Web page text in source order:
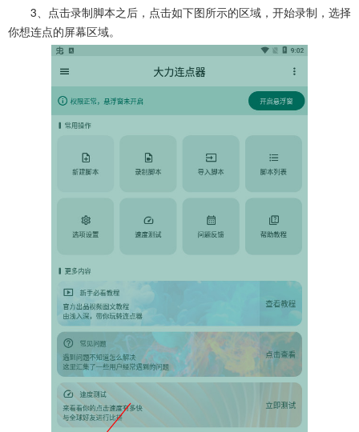
3、点击录制脚本之后，点击如下图所示的区域，开始录制，选择
你想连点的屏幕区域。